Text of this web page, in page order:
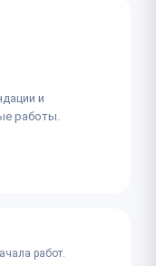
и
работы.
работ.